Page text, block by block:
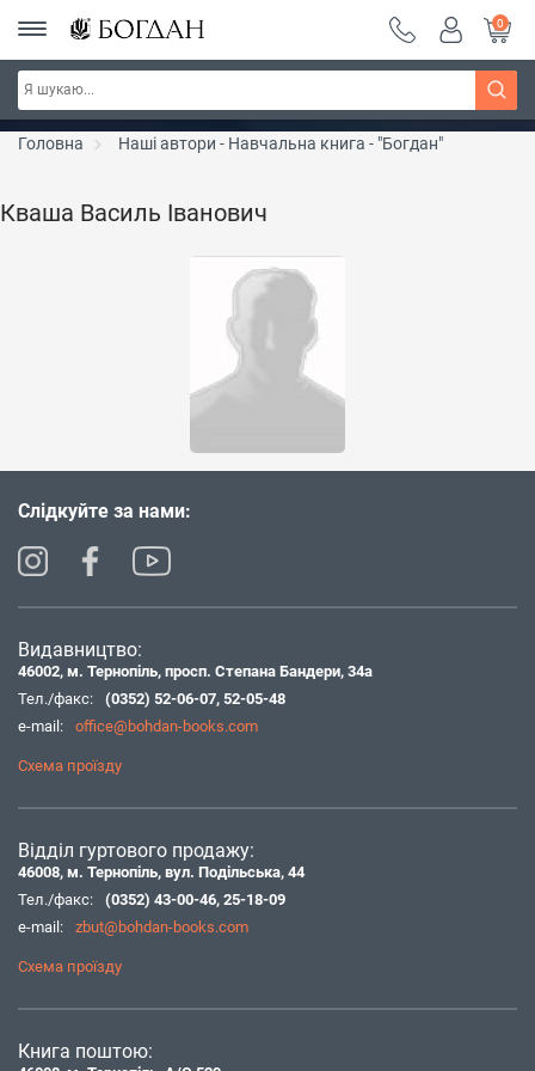
РОЗПРОДАЖ ~ 150 грн ~ 200 грн ~ 250 грн ~
300 грн ~ РОЗПРОДАЖ
Дізнатись більше
0
Головна Наші автори - Навчальна книга - "Богдан"
Кваша Василь Іванович
Слідкуйте за нами:
Видавництво:
46002, м. Тернопіль, просп. Степана Бандери, 34а
Тел./факс:
(0352) 52-06-07, 52-05-48
e-mail:
office@bohdan-books.com
Схема проїзду
Відділ гуртового продажу:
46008, м. Тернопіль, вул. Подільська, 44
Тел./факс:
(0352) 43-00-46, 25-18-09
e-mail:
zbut@bohdan-books.com
Схема проїзду
Книга поштою: